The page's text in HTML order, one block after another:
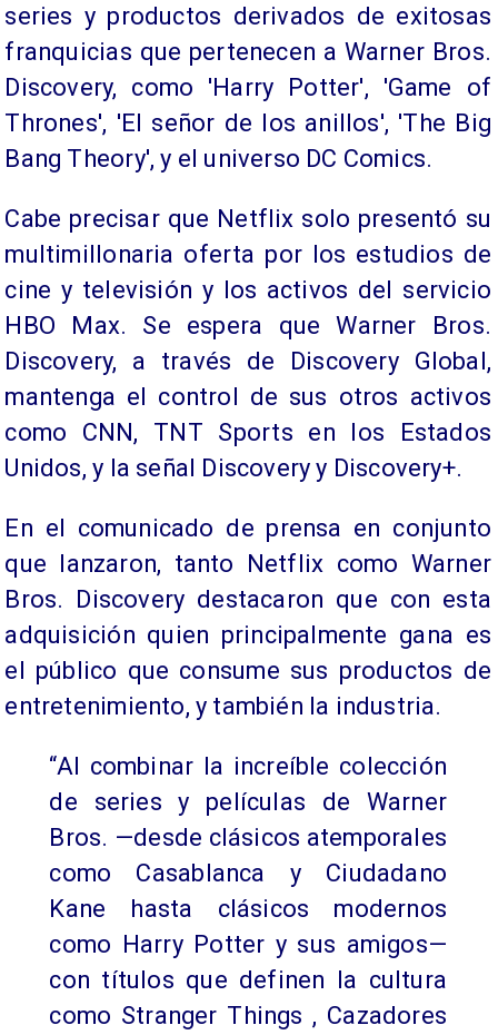
series y productos derivados de exitosas
franquicias que pertenecen a Warner Bros.
Discovery, como 'Harry Potter', 'Game of
Thrones', 'El señor de los anillos', 'The Big
Bang Theory', y el universo DC Comics.
Cabe precisar que Netflix solo presentó su
multimillonaria oferta por los estudios de
cine y televisión y los activos del servicio
HBO Max. Se espera que Warner Bros.
Discovery, a través de Discovery Global,
mantenga el control de sus otros activos
como CNN, TNT Sports en los Estados
Unidos, y la señal Discovery y Discovery+.
En el comunicado de prensa en conjunto
que lanzaron, tanto Netflix como Warner
Bros. Discovery destacaron que con esta
adquisición quien principalmente gana es
el público que consume sus productos de
entretenimiento, y también la industria.
“Al combinar la increíble colección
de series y películas de Warner
Bros. —desde clásicos atemporales
como Casablanca y Ciudadano
Kane hasta clásicos modernos
como Harry Potter y sus amigos—
con títulos que definen la cultura
como Stranger Things , Cazadores